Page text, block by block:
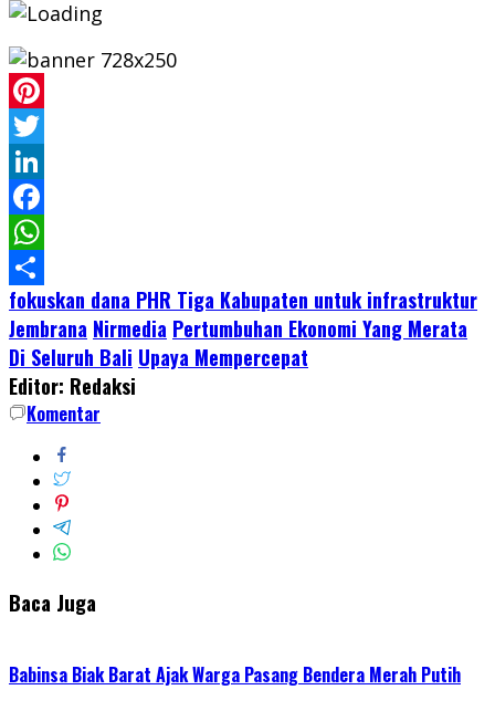
Pinterest
Twitter
LinkedIn
Facebook
WhatsApp
Share
fokuskan dana PHR Tiga Kabupaten untuk infrastruktur
Jembrana Nirmedia Pertumbuhan Ekonomi Yang Merata
Di Seluruh Bali Upaya Mempercepat
Editor: Redaksi
Komentar
Baca Juga
Babinsa Biak Barat Ajak Warga Pasang Bendera Merah Putih